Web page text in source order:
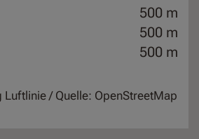
500 m
500 m
500 m
Luftlinie / Quelle: OpenStreetMap